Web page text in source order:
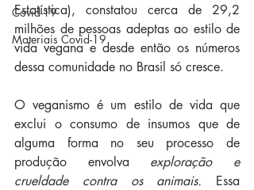
Covid-19
Materiais Covid-19
Estatística), constatou cerca de 29,2
milhões de pessoas adeptas ao estilo de
vida vegana e desde então os números
dessa comunidade no Brasil só cresce.
O veganismo é um estilo de vida que
exclui o consumo de insumos que de
alguma forma no seu processo de
produção envolva exploração e
crueldade contra os animais. Essa